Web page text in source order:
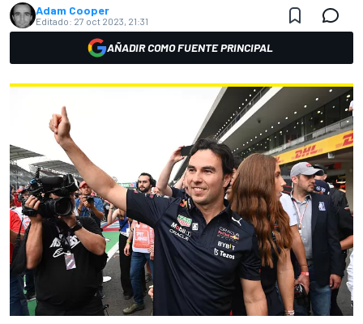
Adam Cooper
Editado: 27 oct 2023, 21:31
AÑADIR COMO FUENTE PRINCIPAL